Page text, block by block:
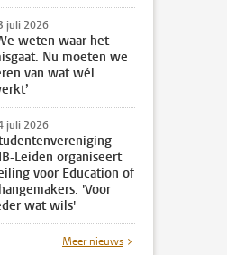
juli 2026
weten waar het
Nu moeten we
van wat wél
juli 2026
Leiden organiseert
voor Education of
'Voor
wat wils'
Meer nieuws